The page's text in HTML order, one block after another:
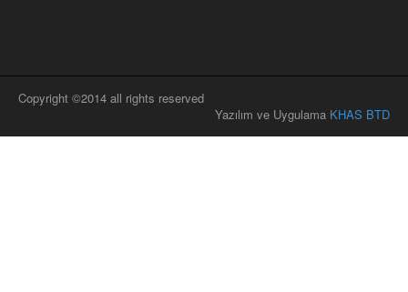
Copyright ©2014 all rights reserved
Yazılım ve Uygulama KHAS BTD